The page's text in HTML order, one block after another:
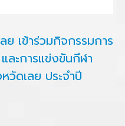
ย เข้าร่วมกิจกรรมการ
ละการแข่งขันกีฬา
ดเลย ประจำปี